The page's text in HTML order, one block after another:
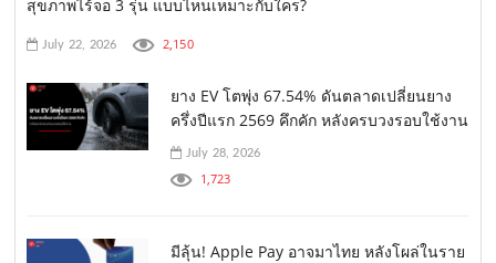
สุขภาพไร้จอ 3 รุ่น แบบไหนเหมาะกับใคร?
July 22, 2026 2,150
ยาง EV โตพุ่ง 67.54% ดันตลาดเปลี่ยนยาง
ครึ่งปีแรก 2569 คึกคัก หลังครบวงรอบใช้งาน
July 28, 2026
1,723
มีลุ้น! Apple Pay อาจมาไทย หลังโผล่ในราย